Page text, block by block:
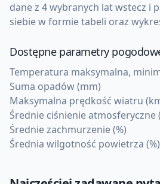
dane z 4 wybranych lat wstecz i
siebie w formie tabeli oraz
Dostępne parametry
Temperatura maksymalna,
Suma opadów (mm)
Maksymalna prędkość wiatru
Średnie ciśnienie atmosferyczne
Średnie zachmurzenie (%)
Średnia wilgotność powietrza (%)